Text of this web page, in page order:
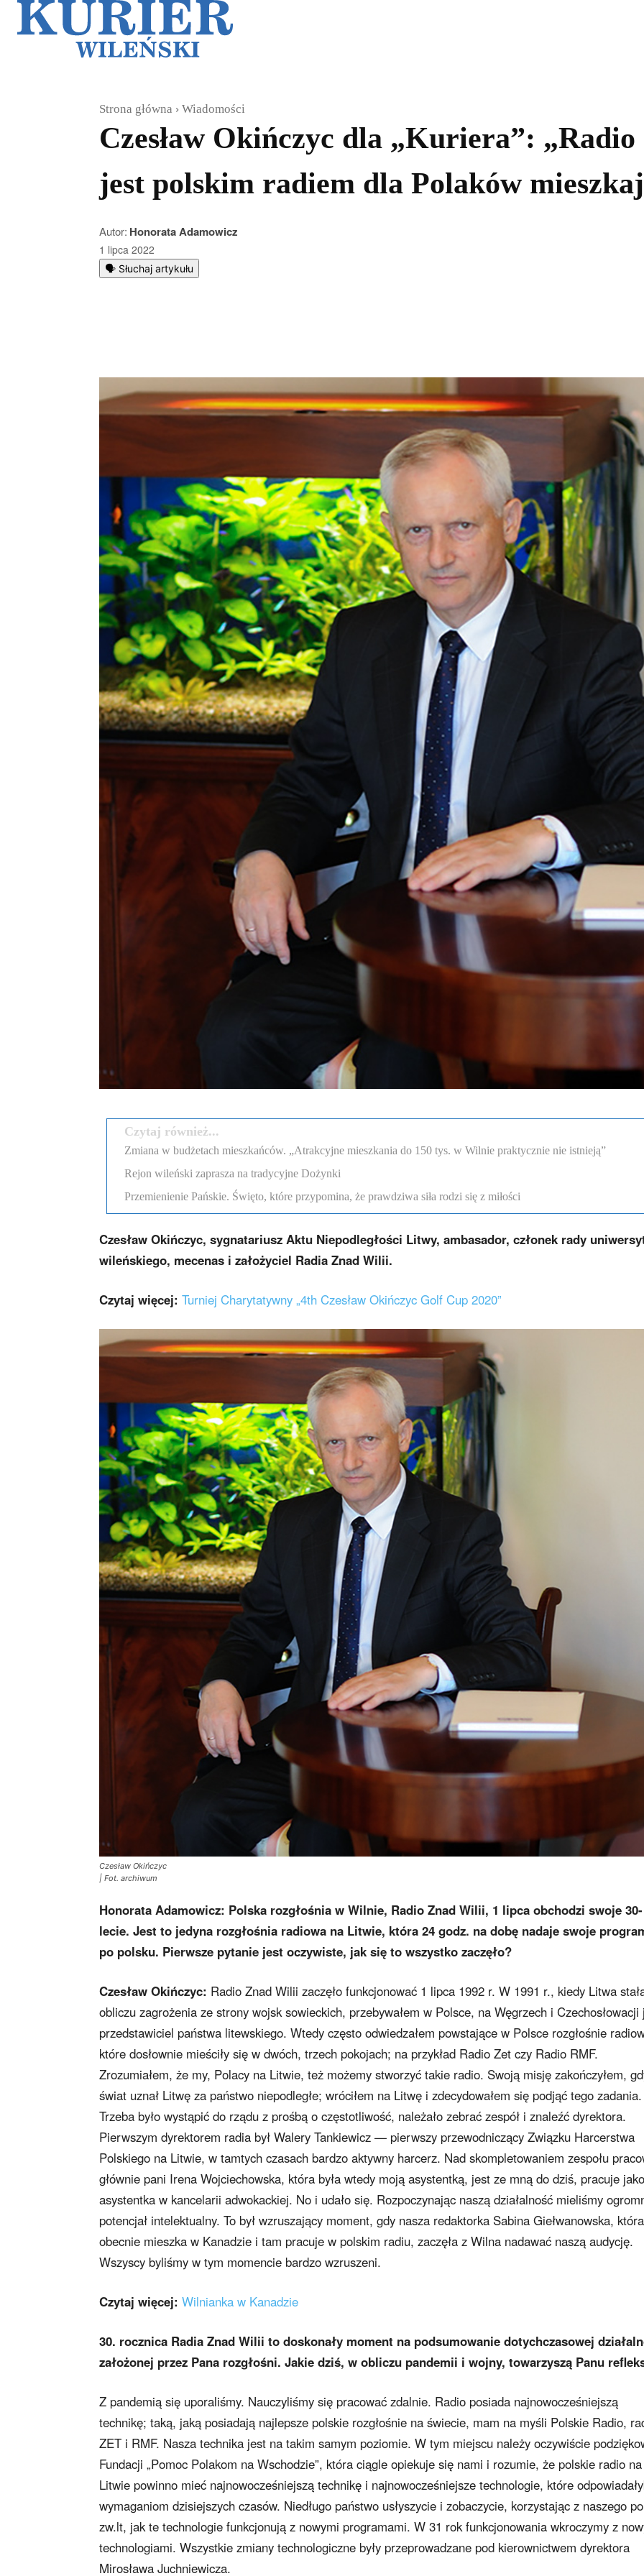
Strona główna Wiadomości
Czesław Okińczyc dla „Kuriera”:
jest polskim radiem dla Polaków
Autor: Honorata Adamowicz
1 lipca 2022
🗣️ Słuchaj artykułu
Czytaj również...
Zmiana w budżetach mieszkańców. „Atrakcyjne mieszkania do 150 tys. w Wilnie praktycznie nie istnieją”
Rejon wileński zaprasza na tradycyjne Dożynki
Przemienienie Pańskie. Święto, które przypomina, że prawdziwa siła rodzi się z miłości
Czesław Okińczyc, sygnatariusz Aktu Niepodległości Litwy, ambasador, członek rady
wileńskiego, mecenas i założyciel Radia Znad Wilii.
Czytaj więcej: Turniej Charytatywny „4th Czesław Okińczyc Golf Cup 2020”
Czesław Okińczyc
| Fot. archiwum
Honorata Adamowicz: Polska rozgłośnia w Wilnie, Radio Znad Wilii, 1 lipca obchodzi swoje 30-
lecie. Jest to jedyna rozgłośnia radiowa na Litwie, która 24 godz. na dobę nadaje swoje
po polsku. Pierwsze pytanie jest oczywiste, jak się to wszystko zaczęło?
Czesław Okińczyc: Radio Znad Wilii zaczęło funkcjonować 1 lipca 1992 r. W 1991 r., kiedy Litwa
obliczu zagrożenia ze strony wojsk sowieckich, przebywałem w Polsce, na Węgrzech i Czechosłowacji
przedstawiciel państwa litewskiego. Wtedy często odwiedzałem powstające w Polsce rozgłośnie
które dosłownie mieściły się w dwóch, trzech pokojach; na przykład Radio Zet czy Radio RMF.
Zrozumiałem, że my, Polacy na Litwie, też możemy stworzyć takie radio. Swoją misję zakończyłem,
świat uznał Litwę za państwo niepodległe; wróciłem na Litwę i zdecydowałem się podjąć tego zadania.
Trzeba było wystąpić do rządu z prośbą o częstotliwość, należało zebrać zespół i znaleźć dyrektora.
Pierwszym dyrektorem radia był Walery Tankiewicz — pierwszy przewodniczący Związku Harcerstwa
Polskiego na Litwie, w tamtych czasach bardzo aktywny harcerz. Nad skompletowaniem zespołu
głównie pani Irena Wojciechowska, która była wtedy moją asystentką, jest ze mną do dziś, pracuje jako
asystentka w kancelarii adwokackiej. No i udało się. Rozpoczynając naszą działalność mieliśmy
potencjał intelektualny. To był wzruszający moment, gdy nasza redaktorka Sabina Giełwanowska, która
obecnie mieszka w Kanadzie i tam pracuje w polskim radiu, zaczęła z Wilna nadawać naszą audycję.
Wszyscy byliśmy w tym momencie bardzo wzruszeni.
Czytaj więcej: Wilnianka w Kanadzie
30. rocznica Radia Znad Wilii to doskonały moment na podsumowanie dotychczasowej
założonej przez Pana rozgłośni. Jakie dziś, w obliczu pandemii i wojny, towarzyszą Panu
Z pandemią się uporaliśmy. Nauczyliśmy się pracować zdalnie. Radio posiada najnowocześniejszą
technikę; taką, jaką posiadają najlepsze polskie rozgłośnie na świecie, mam na myśli Polskie Radio,
ZET i RMF. Nasza technika jest na takim samym poziomie. W tym miejscu należy oczywiście
Fundacji „Pomoc Polakom na Wschodzie”, która ciągle opiekuje się nami i rozumie, że polskie radio na
Litwie powinno mieć najnowocześniejszą technikę i najnowocześniejsze technologie, które
wymaganiom dzisiejszych czasów. Niedługo państwo usłyszycie i zobaczycie, korzystając z naszego
zw.lt, jak te technologie funkcjonują z nowymi programami. W 31 rok funkcjonowania wkroczymy z
technologiami. Wszystkie zmiany technologiczne były przeprowadzane pod kierownictwem dyrektora
Mirosława Juchniewicza.